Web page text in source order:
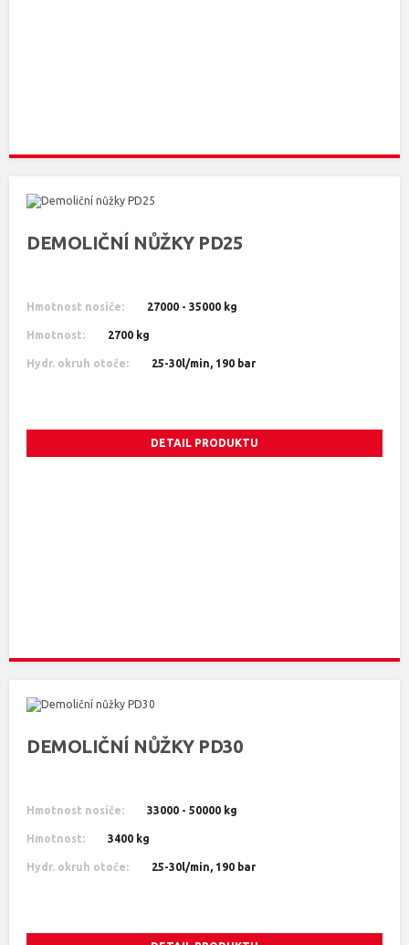
DEMOLIČNÍ NŮŽKY PD25
Hmotnost nosiče: 27000 - 35000 kg
Hmotnost: 2700 kg
Hydr. okruh otoče: 25-30l/min, 190 bar
DETAIL PRODUKTU
DEMOLIČNÍ NŮŽKY PD30
Hmotnost nosiče: 33000 - 50000 kg
Hmotnost: 3400 kg
Hydr. okruh otoče: 25-30l/min, 190 bar